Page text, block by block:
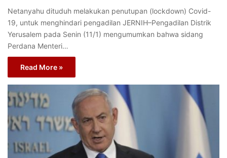
Netanyahu dituduh melakukan penutupan (lockdown) Covid-
19, untuk menghindari pengadilan JERNIH–Pengadilan Distrik
Yerusalem pada Senin (11/1) mengumumkan bahwa sidang
Perdana Menteri…
Read More »